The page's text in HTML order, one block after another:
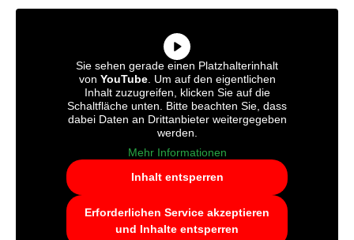
Sie sehen gerade einen Platzhalterinhalt
von YouTube. Um auf den eigentlichen
Inhalt zuzugreifen, klicken Sie auf die
Schaltfläche unten. Bitte beachten Sie, dass
dabei Daten an Drittanbieter weitergegeben
werden.
Mehr Informationen
Inhalt entsperren
Erforderlichen Service akzeptieren
und Inhalte entsperren